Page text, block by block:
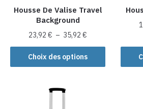
Housse De Valise Travel
Background
23,92€ – 35,92€
de
prix :
23,92 €
Choix des options
Ce
produit
plusieurs